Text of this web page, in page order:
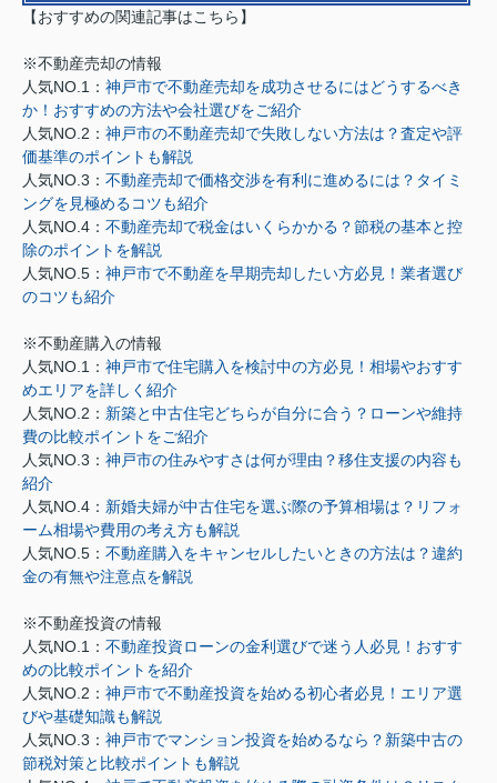
【おすすめの関連記事はこちら】
※不動産売却の情報
人気NO.1： 神戸市で不動産売却を成功させるにはどうするべき
か！おすすめの方法や会社選びをご紹介
人気NO.2： 神戸市の不動産売却で失敗しない方法は？査定や評
価基準のポイントも解説
人気NO.3： 不動産売却で価格交渉を有利に進めるには？タイミ
ングを見極めるコツも紹介
人気NO.4： 不動産売却で税金はいくらかかる？節税の基本と控
除のポイントを解説
人気NO.5： 神戸市で不動産を早期売却したい方必見！業者選び
のコツも紹介
※不動産購入の情報
人気NO.1： 神戸市で住宅購入を検討中の方必見！相場やおすす
めエリアを詳しく紹介
人気NO.2： 新築と中古住宅どちらが自分に合う？ローンや維持
費の比較ポイントをご紹介
人気NO.3： 神戸市の住みやすさは何が理由？移住支援の内容も
紹介
人気NO.4： 新婚夫婦が中古住宅を選ぶ際の予算相場は？リフォ
ーム相場や費用の考え方も解説
人気NO.5： 不動産購入をキャンセルしたいときの方法は？違約
金の有無や注意点を解説
※不動産投資の情報
人気NO.1： 不動産投資ローンの金利選びで迷う人必見！おすす
めの比較ポイントを紹介
人気NO.2： 神戸市で不動産投資を始める初心者必見！エリア選
びや基礎知識も解説
人気NO.3： 神戸市でマンション投資を始めるなら？新築中古の
節税対策と比較ポイントも解説